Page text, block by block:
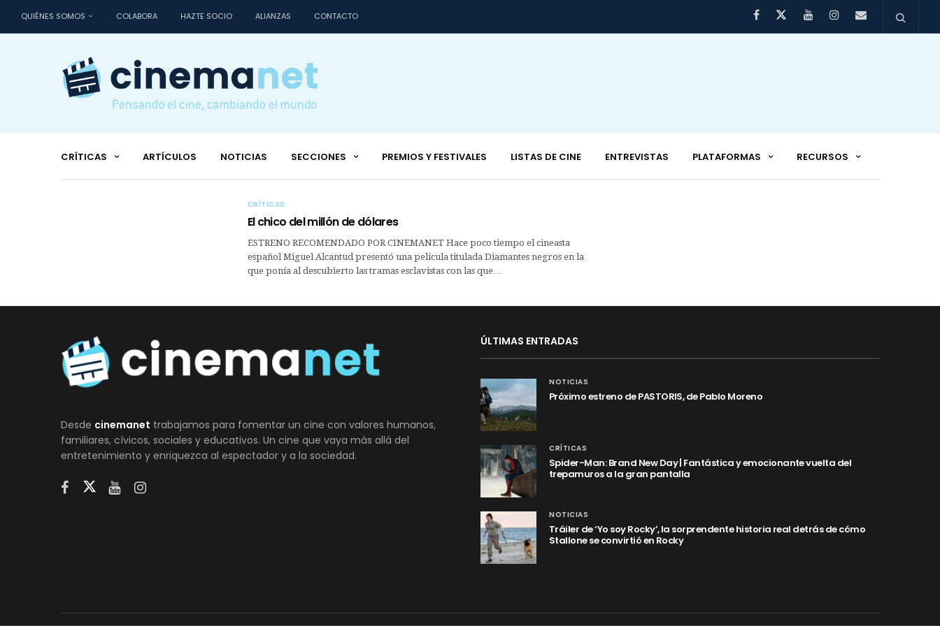
QUIÉNES SOMOS COLABORA HAZTE SOCIO ALIANZAS CONTACTO
CRÍTICAS ARTÍCULOS NOTICIAS SECCIONES PREMIOS Y FESTIVALES LISTAS DE CINE ENTREVISTAS PLATAFORMAS RECURSOS
CRÍTICAS
El chico del millón de dólares
ESTRENO RECOMENDADO POR CINEMANET Hace poco tiempo el cineasta
español Miguel Alcantud presentó una película titulada Diamantes negros en la
que ponía al descubierto las tramas esclavistas con las que…
Desde cinemanet trabajamos para fomentar un cine con valores humanos,
familiares, cívicos, sociales y educativos. Un cine que vaya más allá del
entretenimiento y enriquezca al espectador y a la sociedad.
ÚLTIMAS ENTRADAS
NOTICIAS
Próximo estreno de PASTORIS, de Pablo Moreno
CRÍTICAS
Spider-Man: Brand New Day | Fantástica y emocionante vuelta del
trepamuros a la gran pantalla
NOTICIAS
Tráiler de ‘Yo soy Rocky’, la sorprendente historia real detrás de cómo
Stallone se convirtió en Rocky